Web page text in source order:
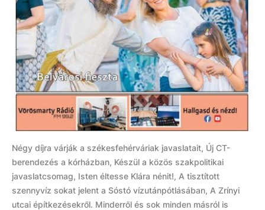
Négy díjra várják a székesfehérváriak javaslatait, Új CT-
berendezés a kórházban, Készül a közös szakpolitikai
javaslatcsomag, Isten éltesse Klára nénit!, A tisztított
szennyvíz sokat jelent a Sóstó vízutánpótlásában, A Zrínyi
utcai építkezésekről. Minderről és sok minden másról is